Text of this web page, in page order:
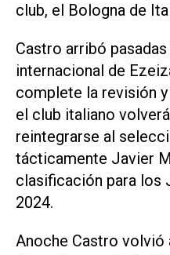
club, el Bologna de
Castro arribó
internacional de
complete la revisión
el club italiano
reintegrarse al
tácticamente Javier
clasificación para los
2024.
Anoche Castro volvió